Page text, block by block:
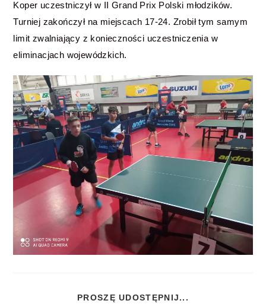
Koper uczestniczył w II Grand Prix Polski młodzików.
Turniej zakończył na miejscach 17-24. Zrobił tym samym
limit zwalniający z konieczności uczestniczenia w
eliminacjach wojewódzkich.
PROSZĘ UDOSTĘPNIJ...